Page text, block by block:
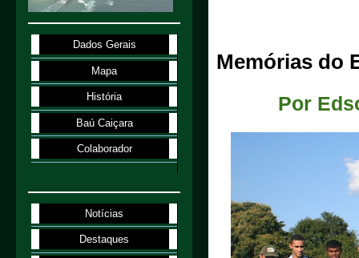
Memórias do
Por
Dados Gerais
Mapa
História
Baú Caiçara
Colaborador
Notícias
Destaques